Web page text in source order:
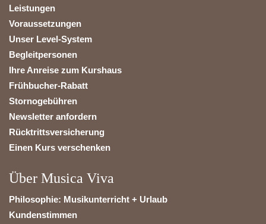
Leistungen
Voraussetzungen
Unser Level-System
Begleitpersonen
Ihre Anreise zum Kurshaus
Frühbucher-Rabatt
Stornogebühren
Newsletter anfordern
Rücktrittsversicherung
Einen Kurs verschenken
Über Musica Viva
Philosophie: Musikunterricht + Urlaub
Kundenstimmen